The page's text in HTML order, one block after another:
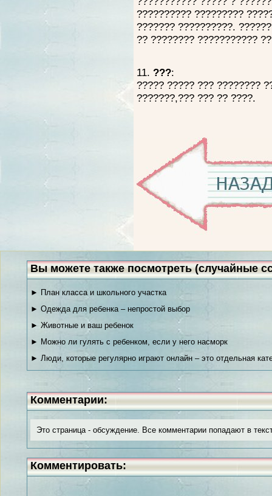
?????????? ?????????
??????? ??????????.
?? ???????? ???????????
11. ???:
????? ????? ??? ????????
???????,??? ??? ?? ????.
Вы можете также посмотреть (случайные
► План класса и школьного участка
► Одежда для ребенка – непростой выбор
► Животные и ваш ребенок
► Можно ли гулять с ребенком, если у него насморк
► Люди, которые регулярно играют онлайн – это отдельная
Комментарии:
Это страница - обсуждение. Все комментарии попадают в
Комментировать: